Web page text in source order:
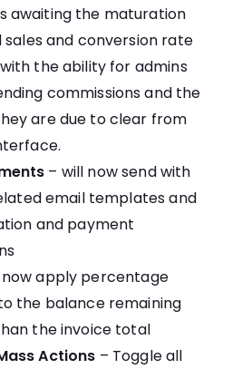
awaiting the maturation
and conversion rate
the ability for admins
commissions and the
are due to clear from
– will now send with
email templates and
and payment
now apply percentage
the balance remaining
the invoice total
Actions – Toggle all